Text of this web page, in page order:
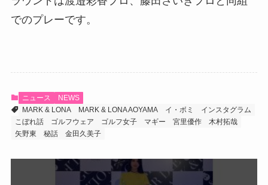
でのプレーです。
ニュース
NEWS
MARK & LONA
MARK & LONA AOYAMA イ・ボミ
インスタグラム
こぼれ話
ゴルフウェア ゴルフ女子 マギー 宮里優作
木村拓哉
矢野東
秘話 金田久美子